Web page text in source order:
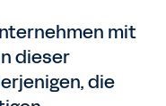
mit
dieser
die